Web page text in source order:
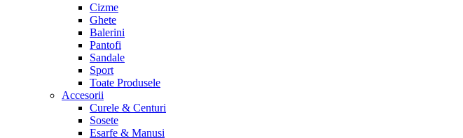
Cizme
Ghete
Balerini
Pantofi
Sandale
Sport
Toate Produsele
Accesorii
Curele & Centuri
Sosete
Esarfe & Manusi